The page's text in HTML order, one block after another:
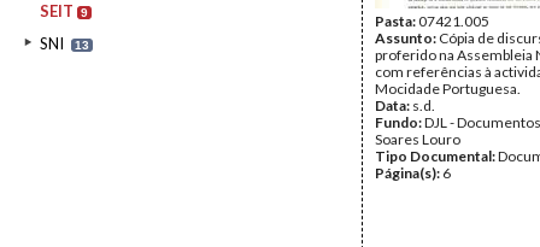
SEIT 9
SNI 13
Pasta:07421.005
Assunto: Cópia de
proferido na Assembleia
com referências à
Mocidade Portuguesa.
Data: s.d.
Fundo:DJL -
Soares Louro
Tipo Documental:
Página(s): 6